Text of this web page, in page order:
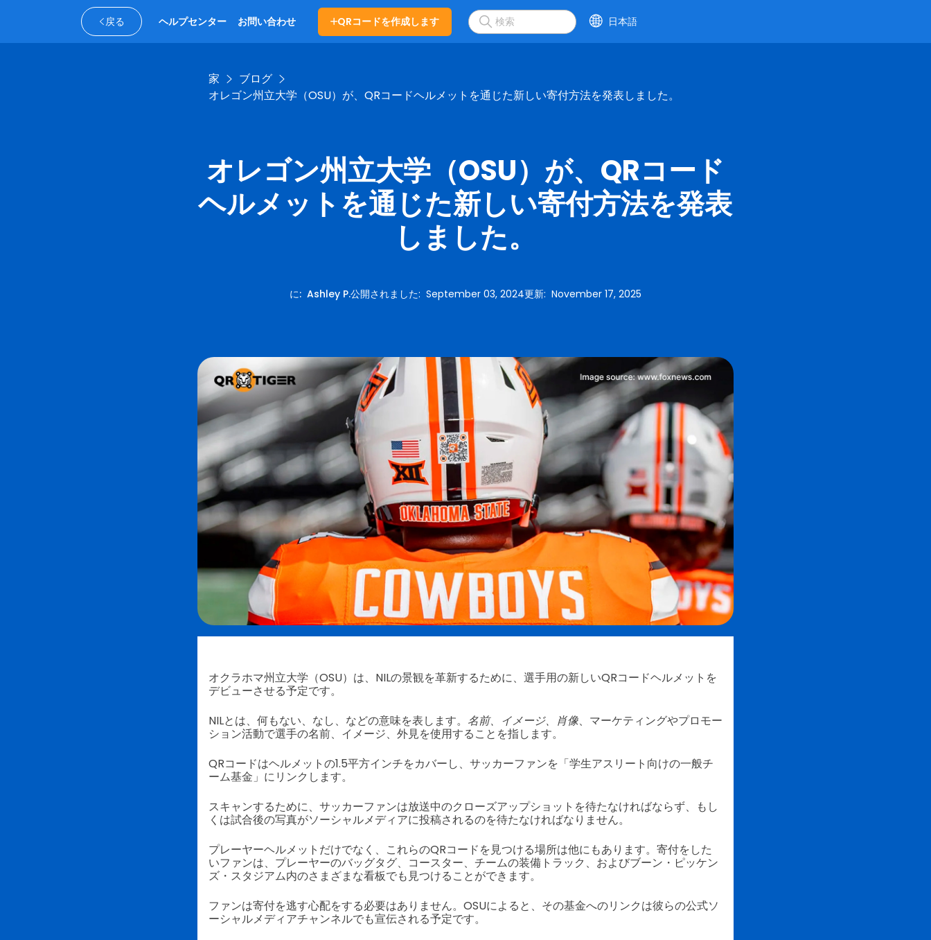
戻る ヘルプセンター お問い合わせ QRコードを作成します 日本語
家
ブログ
オレゴン州立大学（OSU）が、QRコードヘルメットを通じた新しい寄付方法を発表しました。
オレゴン州立大学（OSU）が、QRコード
ヘルメットを通じた新しい寄付方法を発表
しました。
に: Ashley P.公開されました: September 03, 2024更新: November 17, 2025
オクラホマ州立大学（OSU）は、NILの景観を革新するために、選手用の新しいQRコードヘルメットを
デビューさせる予定です。
NILとは、何もない、なし、などの意味を表します。 名前、イメージ、肖像、マーケティングやプロモー
ション活動で選手の名前、イメージ、外見を使用することを指します。
QRコードはヘルメットの1.5平方インチをカバーし、サッカーファンを「学生アスリート向けの一般チ
ーム基金」にリンクします。
スキャンするために、サッカーファンは放送中のクローズアップショットを待たなければならず、もし
くは試合後の写真がソーシャルメディアに投稿されるのを待たなければなりません。
プレーヤーヘルメットだけでなく、これらのQRコードを見つける場所は他にもあります。寄付をした
いファンは、プレーヤーのバッグタグ、コースター、チームの装備トラック、およびブーン・ピッケン
ズ・スタジアム内のさまざまな看板でも見つけることができます。
ファンは寄付を逃す心配をする必要はありません。OSUによると、その基金へのリンクは彼らの公式ソ
ーシャルメディアチャンネルでも宣伝される予定です。